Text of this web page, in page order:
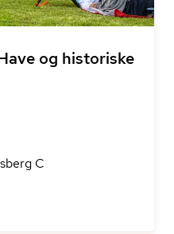
og historiske
C